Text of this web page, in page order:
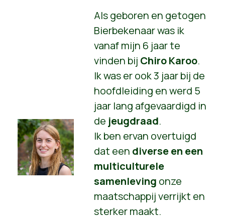
Als geboren en getogen
Bierbekenaar was ik
vanaf mijn 6 jaar te
vinden bij Chiro Karoo.
Ik was er ook 3 jaar bij de
hoofdleiding en werd 5
jaar lang afgevaardigd in
de jeugdraad.
Ik ben ervan overtuigd
dat een diverse en een
multiculturele
samenleving onze
maatschappij verrijkt en
sterker maakt.